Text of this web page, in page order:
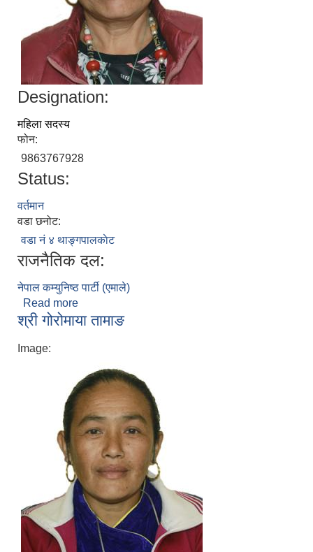
Designation:
महिला सदस्य
फोन:
9863767928
Status:
वर्तमान
वडा छनोट:
वडा नं ४ थाङ्गपालकाेट
राजनैतिक दल:
नेपाल कम्युनिष्ठ‌ पार्टी (एमाले)
Read more
श्री गोरोमाया तामाङ
Image: